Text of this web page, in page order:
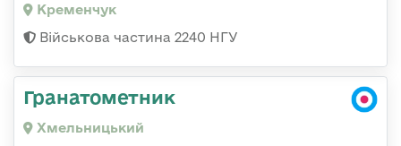
Кременчук
Військова частина 2240 НГУ
Гранатометник
Хмельницький